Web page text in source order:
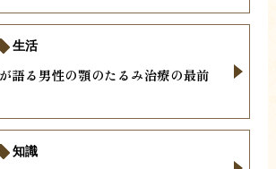
語る男性の顎のたるみ治療の最前
生活
知識